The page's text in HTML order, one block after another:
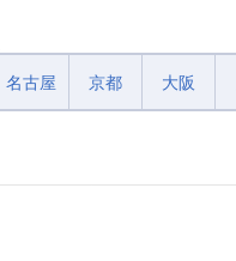
名古屋 京都 大阪